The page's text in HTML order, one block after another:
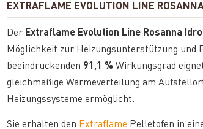
EXTRAFLAME EVOLUTION LINE
Der Extraflame Evolution Line Rosanna
Möglichkeit zur Heizungsunterstützung und
beeindruckenden 91,1 % Wirkungsgrad
gleichmäßige Wärmeverteilung am
Heizungssysteme ermöglicht.
Sie erhalten den Extraflame Pelletofen in